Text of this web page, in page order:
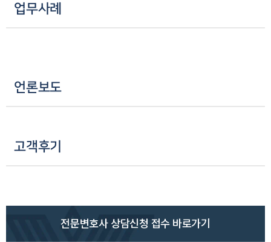
업무사례
언론보도
고객후기
전문변호사 상담신청 접수 바로가기